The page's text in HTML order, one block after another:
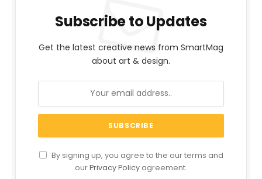
Subscribe to Updates
Get the latest creative news from SmartMag
about art & design.
By signing up, you agree to the our terms and
ourPrivacy Policy agreement.